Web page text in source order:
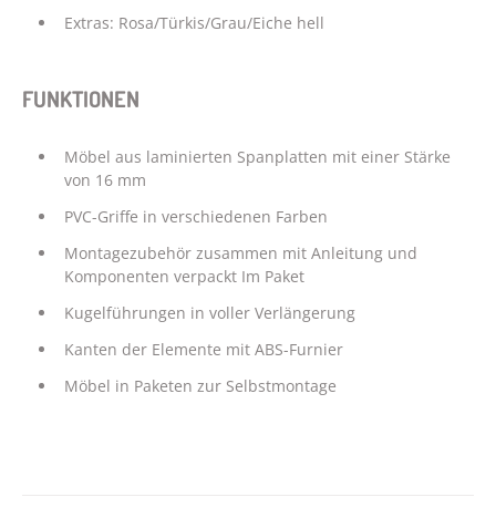
Extras: Rosa/Türkis/Grau/Eiche hell
FUNKTIONEN
Möbel aus laminierten Spanplatten mit einer Stärke
von 16 mm
PVC-Griffe in verschiedenen Farben
Montagezubehör zusammen mit Anleitung und
Komponenten verpackt Im Paket
Kugelführungen in voller Verlängerung
Kanten der Elemente mit ABS-Furnier
Möbel in Paketen zur Selbstmontage